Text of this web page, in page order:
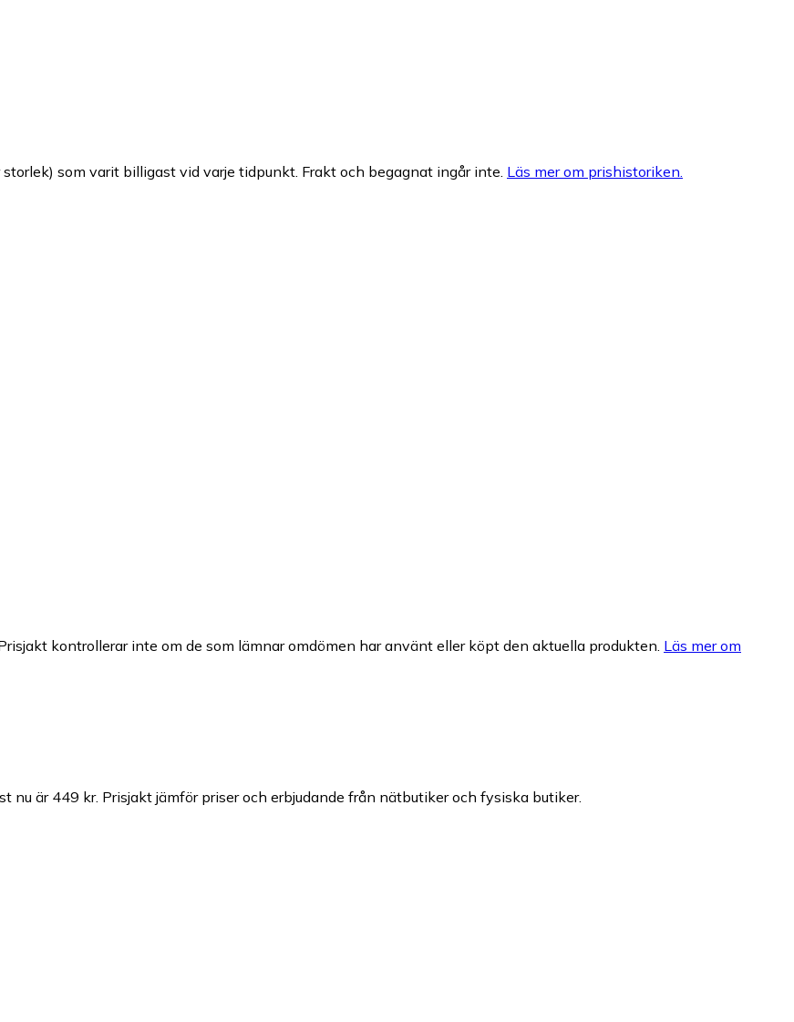
som varit billigast vid varje tidpunkt. Frakt och begagnat ingår inte. Läs mer om prishistoriken.
kontrollerar inte om de som lämnar omdömen har använt eller köpt den aktuella produkten. Läs mer om
nu är 449 kr. Prisjakt jämför priser och erbjudande från nätbutiker och fysiska butiker.